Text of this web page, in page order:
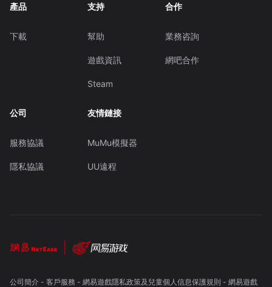
產品
下載
支持
幫助
遊戲資訊
Steam
合作
業務咨詢
網吧合作
公司
服務協議
隱私協議
友情鏈接
MuMu模擬器
UU遠程
公司簡介- 客戶服務 - 網易遊戲隱私政策及兒童個人信息保護規則 - 網易遊戲